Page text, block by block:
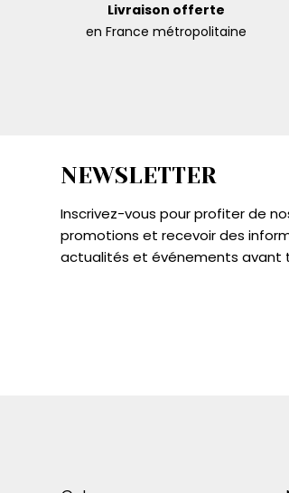
Livraison offerte
en France métropolitaine
NEWSLETTER
Inscrivez-vous pour profiter de
promotions et recevoir des
actualités et événements avant